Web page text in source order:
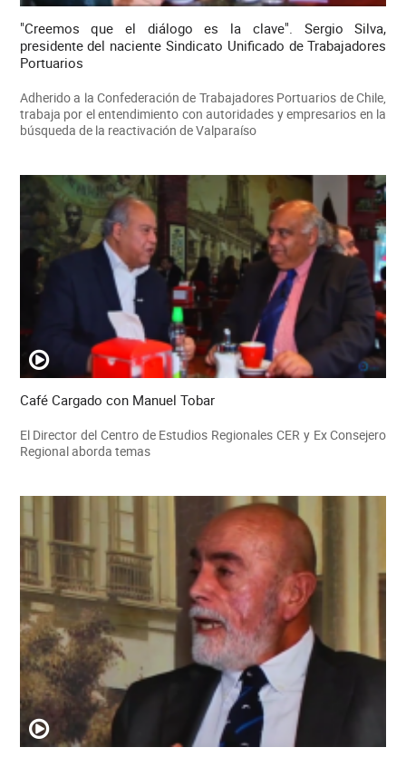
"Creemos que el diálogo es la clave". Sergio Silva,
presidente del naciente Sindicato Unificado de Trabajadores
Portuarios
Adherido a la Confederación de Trabajadores Portuarios de Chile,
trabaja por el entendimiento con autoridades y empresarios en la
búsqueda de la reactivación de Valparaíso
Café Cargado con Manuel Tobar
El Director del Centro de Estudios Regionales CER y Ex Consejero
Regional aborda temas